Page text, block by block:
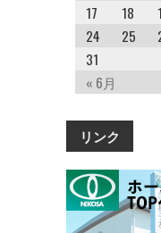
« 6月
17
18
24
25
31
リンク